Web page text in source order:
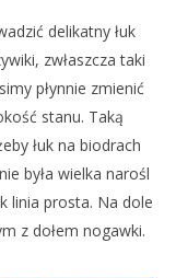
delikatny łuk
zwłaszcza taki
płynnie zmienić
stanu. Taką
łuk na biodrach
była wielka narośl
linia prosta. Na dole
z dołem nogawki.